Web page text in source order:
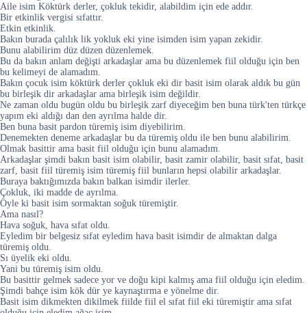
Aile isim Köktürk derler, çokluk tekidir, alabildim için ede addır.
Bir etkinlik vergisi sıfattır.
Etkin etkinlik.
Bakın burada çalılık lik yokluk eki yine isimden isim yapan zekidir.
Bunu alabilirim düz düzen düzenlemek.
Bu da bakın anlam değişti arkadaşlar ama bu düzenlemek fiil olduğu için ben
bu kelimeyi de alamadım.
Bakın çocuk isim köktürk derler çokluk eki dir basit isim olarak aldık bu gün
bu birleşik dir arkadaşlar ama birleşik isim değildir.
Ne zaman oldu bugün oldu bu birleşik zarf diyeceğim ben buna türk'ten türkçe
yapım eki aldığı dan den ayrılma halde dir.
Ben buna basit pardon türemiş isim diyebilirim.
Denemekten deneme arkadaşlar bu da türemiş oldu ile ben bunu alabilirim.
Olmak basittir ama basit fiil olduğu için bunu alamadım.
Arkadaşlar şimdi bakın basit isim olabilir, basit zamir olabilir, basit sıfat, basit
zarf, basit fiil türemiş isim türemiş fiil bunların hepsi olabilir arkadaşlar.
Buraya baktığımızda bakın balkan isimdir ilerler.
Çokluk, iki madde de ayrılma.
Öyle ki basit isim sormaktan soğuk türemiştir.
Ama nasıl?
Hava soğuk, hava sıfat oldu.
Eyledim bir belgesiz sıfat eyledim hava basit isimdir de almaktan dalga
türemiş oldu.
Sı üyelik eki oldu.
Yani bu türemiş isim oldu.
Bu basittir gelmek sadece yor ve doğu kipi kalmış ama fiil olduğu için eledim.
Şimdi bahçe isim kök dür ye kaynaştırma e yönelme dir.
Basit isim dikmekten dikilmek fiilde fiil el sıfat fiil eki türemiştir ama sıfat